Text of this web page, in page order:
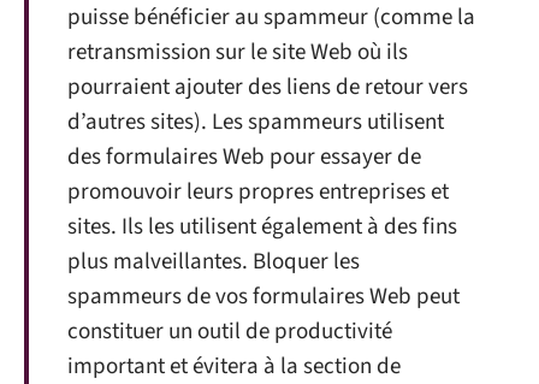
puisse bénéficier au spammeur (comme la
retransmission sur le site Web où ils
pourraient ajouter des liens de retour vers
d’autres sites). Les spammeurs utilisent
des formulaires Web pour essayer de
promouvoir leurs propres entreprises et
sites. Ils les utilisent également à des fins
plus malveillantes. Bloquer les
spammeurs de vos formulaires Web peut
constituer un outil de productivité
important et évitera à la section de